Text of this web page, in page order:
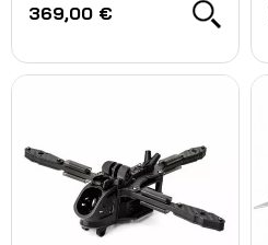
369,00 €